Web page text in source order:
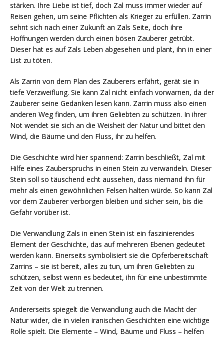
stärken. Ihre Liebe ist tief, doch Zal muss immer wieder auf
Reisen gehen, um seine Pflichten als Krieger zu erfüllen. Zarrin
sehnt sich nach einer Zukunft an Zals Seite, doch ihre
Hoffnungen werden durch einen bösen Zauberer getrübt.
Dieser hat es auf Zals Leben abgesehen und plant, ihn in einer
List zu töten.
Als Zarrin von dem Plan des Zauberers erfährt, gerät sie in
tiefe Verzweiflung. Sie kann Zal nicht einfach vorwarnen, da der
Zauberer seine Gedanken lesen kann. Zarrin muss also einen
anderen Weg finden, um ihren Geliebten zu schützen. In ihrer
Not wendet sie sich an die Weisheit der Natur und bittet den
Wind, die Bäume und den Fluss, ihr zu helfen.
Die Geschichte wird hier spannend: Zarrin beschließt, Zal mit
Hilfe eines Zauberspruchs in einen Stein zu verwandeln. Dieser
Stein soll so täuschend echt aussehen, dass niemand ihn für
mehr als einen gewöhnlichen Felsen halten würde. So kann Zal
vor dem Zauberer verborgen bleiben und sicher sein, bis die
Gefahr vorüber ist.
Die Verwandlung Zals in einen Stein ist ein faszinierendes
Element der Geschichte, das auf mehreren Ebenen gedeutet
werden kann. Einerseits symbolisiert sie die Opferbereitschaft
Zarrins – sie ist bereit, alles zu tun, um ihren Geliebten zu
schützen, selbst wenn es bedeutet, ihn für eine unbestimmte
Zeit von der Welt zu trennen.
Andererseits spiegelt die Verwandlung auch die Macht der
Natur wider, die in vielen iranischen Geschichten eine wichtige
Rolle spielt. Die Elemente – Wind, Bäume und Fluss – helfen